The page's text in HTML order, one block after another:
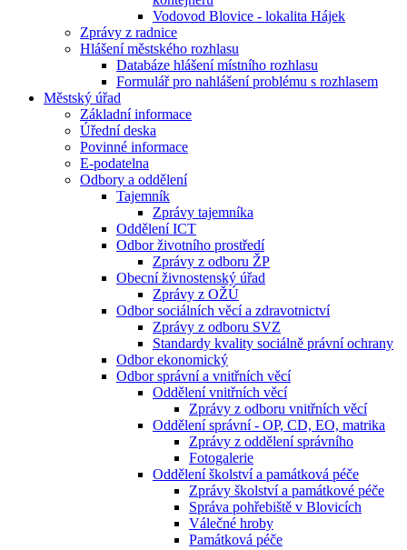
Vodovod Blovice - lokalita Hájek
Zprávy z radnice
Hlášení městského rozhlasu
Databáze hlášení místního rozhlasu
Formulář pro nahlášení problému s rozhlasem
Městský úřad
Základní informace
Úřední deska
Povinné informace
E-podatelna
Odbory a oddělení
Tajemník
Zprávy tajemníka
Oddělení ICT
Odbor životního prostředí
Zprávy z odboru ŽP
Obecní živnostenský úřad
Zprávy z OŽÚ
Odbor sociálních věcí a zdravotnictví
Zprávy z odboru SVZ
Standardy kvality sociálně právní ochrany
Odbor ekonomický
Odbor správní a vnitřních věcí
Oddělení vnitřních věcí
Zprávy z odboru vnitřních věcí
Oddělení správní - OP, CD, EO, matrika
Zprávy z oddělení správního
Fotogalerie
Oddělení školství a památková péče
Zprávy školství a památkové péče
Správa pohřebiště v Blovicích
Válečné hroby
Památková péče